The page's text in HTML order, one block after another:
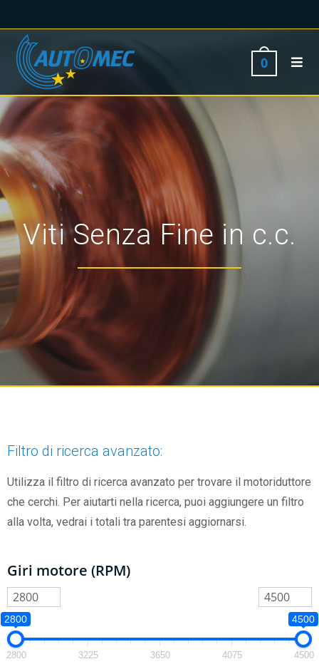
0
Viti Senza Fine in c.c.
Filtro di ricerca avanzato:
Utilizza il filtro di ricerca avanzato per trovare il motoriduttore
che cerchi. Per aiutarti nella ricerca, puoi aggiungere un filtro
alla volta, vedrai i totali tra parentesi aggiornarsi.
Giri motore (RPM)
2800 4500
2800 3225 3650 4075 4500